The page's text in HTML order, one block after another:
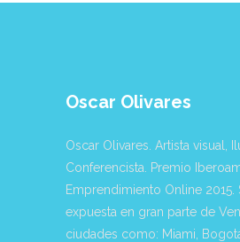
Oscar Olivares
Oscar Olivares. Artista visual,
Conferencista. Premio
Emprendimiento Online 2015.
expuesta en gran parte de
ciudades como: Miami,